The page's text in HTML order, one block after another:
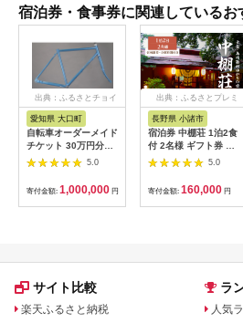
宿泊券・食事券に関連しているお
出典：ふるさとチョイ
愛知県 大口町
自転車オーダーメイド
チケット 30万円分
【1360365】
5.0
寄付金額: 1,000,000 円
出典：ふるさとプレミ
長野県 小諸市
宿泊券 中棚荘 1泊2食
付 2名様 ギフト券 チ
ケット 券 宿泊 旅行
5.0
寄付金額: 160,000 円
サイト比較
楽天ふるさと納税
ラ
人気